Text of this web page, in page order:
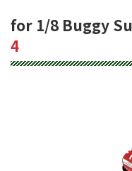
for 1/8 Buggy
4